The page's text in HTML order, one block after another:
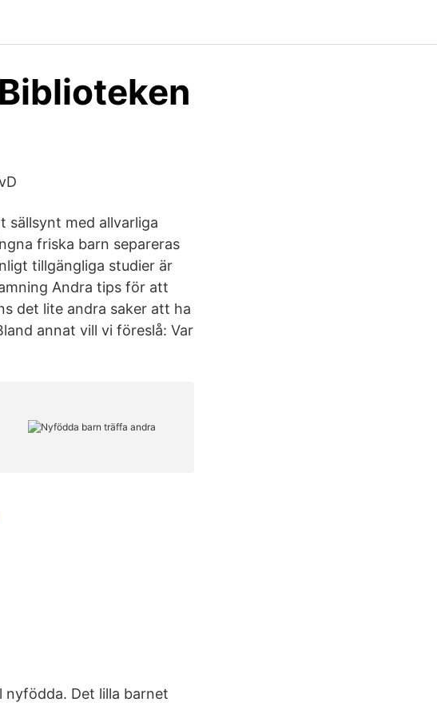
sällsynt med allvarliga
friska barn separeras
tillgängliga studier är
Andra tips för att
det lite andra saker att ha
annat vill vi föreslå: Var
Det lilla barnet